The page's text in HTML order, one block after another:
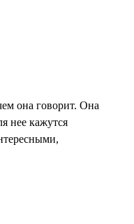
она говорит. Она
нее кажутся